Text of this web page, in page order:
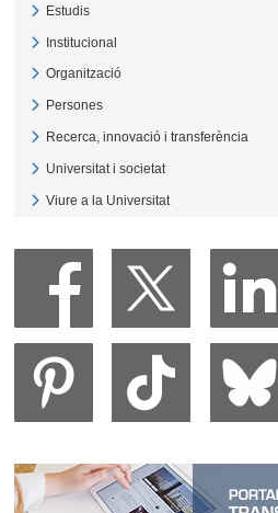
Estudis
Institucional
Organització
Persones
Recerca, innovació i transferència
Universitat i societat
Viure a la Universitat